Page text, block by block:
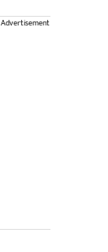
Advertisement